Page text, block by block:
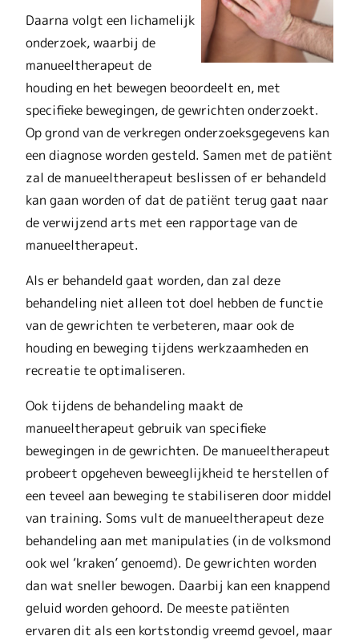
Daarna volgt een lichamelijk
onderzoek, waarbij de
manueeltherapeut de
houding en het bewegen beoordeelt en, met
specifieke bewegingen, de gewrichten onderzoekt.
Op grond van de verkregen onderzoeksgegevens kan
een diagnose worden gesteld. Samen met de patiënt
zal de manueeltherapeut beslissen of er behandeld
kan gaan worden of dat de patiënt terug gaat naar
de verwijzend arts met een rapportage van de
manueeltherapeut.
Als er behandeld gaat worden, dan zal deze
behandeling niet alleen tot doel hebben de functie
van de gewrichten te verbeteren, maar ook de
houding en beweging tijdens werkzaamheden en
recreatie te optimaliseren.
Ook tijdens de behandeling maakt de
manueeltherapeut gebruik van specifieke
bewegingen in de gewrichten. De manueeltherapeut
probeert opgeheven beweeglijkheid te herstellen of
een teveel aan beweging te stabiliseren door middel
van training. Soms vult de manueeltherapeut deze
behandeling aan met manipulaties (in de volksmond
ook wel ‘kraken’ genoemd). De gewrichten worden
dan wat sneller bewogen. Daarbij kan een knappend
geluid worden gehoord. De meeste patiënten
ervaren dit als een kortstondig vreemd gevoel, maar